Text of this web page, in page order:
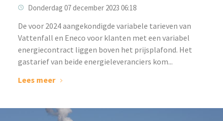
Donderdag 07 december 2023 06:18
‌De voor 2024 aangekondigde variabele tarieven van
Vattenfall en Eneco voor klanten met een variabel
energiecontract liggen boven het prijsplafond. Het
gastarief van beide energieleveranciers kom...
Lees meer